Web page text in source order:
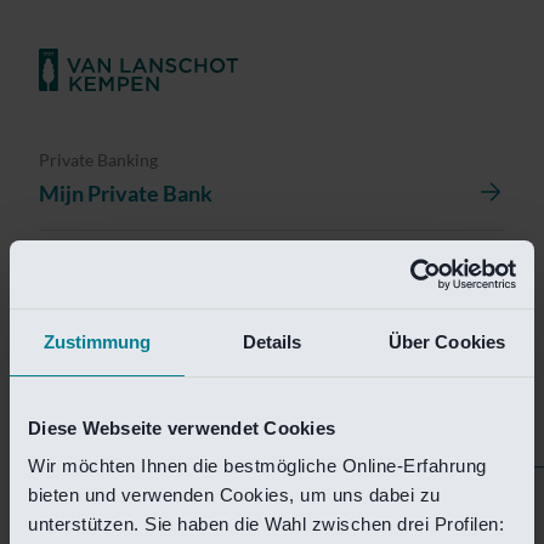
Zustimmung Details Über Cookies
Diese Webseite verwendet Cookies
Wir möchten Ihnen die bestmögliche Online-Erfahrung
bieten und verwenden Cookies, um uns dabei zu
unterstützen. Sie haben die Wahl zwischen drei Profilen:
Private Banking
Mijn Private Bank
Helaas is deze pagina